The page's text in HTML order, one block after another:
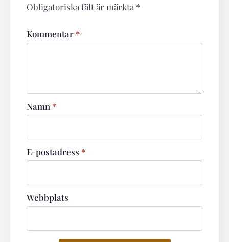
Obligatoriska fält är märkta *
Kommentar *
Namn *
E-postadress *
Webbplats